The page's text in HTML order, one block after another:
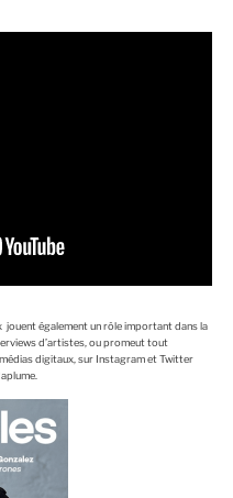
jouent également un rôle important dans la
d’artistes, ou promeut tout
digitaux, sur Instagram et Twitter